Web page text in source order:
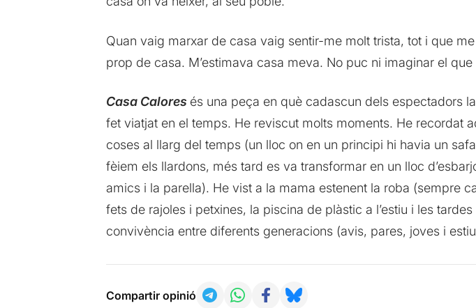
Quan vaig marxar de casa vaig sentir-me molt trista, tot i que
prop de casa. M’estimava casa meva. No puc ni imaginar el
Casa Calores és una peça en què cadascun dels espectadors
fet viatjat en el temps. He reviscut molts moments. He recordat
coses al llarg del temps (un lloc on en un principi hi havia un
fèiem els llardons, més tard es va transformar en un lloc
amics i la parella). He vist a la mama estenent la roba (sempre
fets de rajoles i petxines, la piscina de plàstic a l’estiu i les
convivència entre diferents generacions (avis, pares, joves i
Compartir opinió